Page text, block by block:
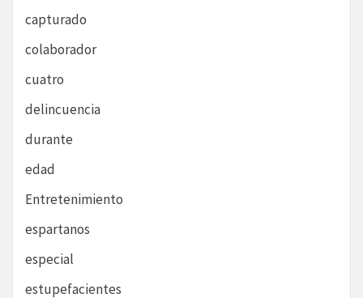
capturado
colaborador
cuatro
delincuencia
durante
edad
Entretenimiento
espartanos
especial
estupefacientes